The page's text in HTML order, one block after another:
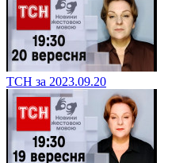
ТСН за 2023.09.20